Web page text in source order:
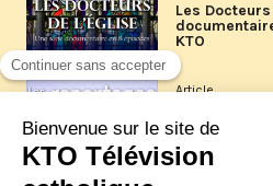
Les
KTO
Article
Les